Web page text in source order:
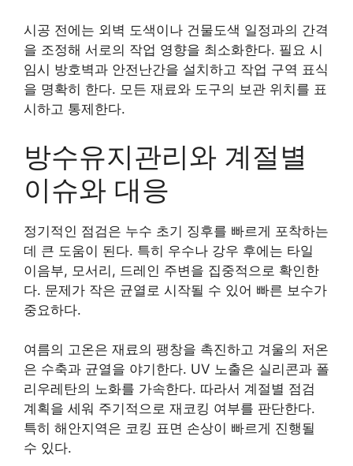
시공 전에는 외벽 도색이나 건물도색 일정과의 간격
을 조정해 서로의 작업 영향을 최소화한다. 필요 시
임시 방호벽과 안전난간을 설치하고 작업 구역 표식
을 명확히 한다. 모든 재료와 도구의 보관 위치를 표
시하고 통제한다.
방수유지관리와 계절별
이슈와 대응
정기적인 점검은 누수 초기 징후를 빠르게 포착하는
데 큰 도움이 된다. 특히 우수나 강우 후에는 타일
이음부, 모서리, 드레인 주변을 집중적으로 확인한
다. 문제가 작은 균열로 시작될 수 있어 빠른 보수가
중요하다.
여름의 고온은 재료의 팽창을 촉진하고 겨울의 저온
은 수축과 균열을 야기한다. UV 노출은 실리콘과 폴
리우레탄의 노화를 가속한다. 따라서 계절별 점검
계획을 세워 주기적으로 재코킹 여부를 판단한다.
특히 해안지역은 코킹 표면 손상이 빠르게 진행될
수 있다.